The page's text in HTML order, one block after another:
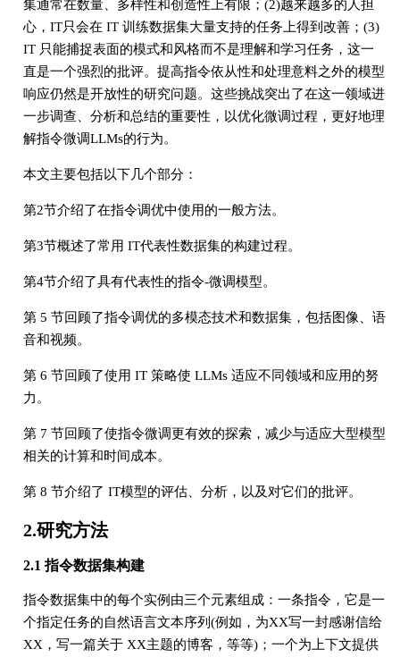
集通常在数量、多样性和创造性上有限；(2)越来越多的人担
心，IT只会在 IT 训练数据集大量支持的任务上得到改善；(3)
IT 只能捕捉表面的模式和风格而不是理解和学习任务，这一
直是一个强烈的批评。提高指令依从性和处理意料之外的模型
响应仍然是开放性的研究问题。这些挑战突出了在这一领域进
一步调查、分析和总结的重要性，以优化微调过程，更好地理
解指令微调LLMs的行为。
本文主要包括以下几个部分：
第2节介绍了在指令调优中使用的一般方法。
第3节概述了常用 IT代表性数据集的构建过程。
第4节介绍了具有代表性的指令-微调模型。
第 5 节回顾了指令调优的多模态技术和数据集，包括图像、语
音和视频。
第 6 节回顾了使用 IT 策略使 LLMs 适应不同领域和应用的努
力。
第 7 节回顾了使指令微调更有效的探索，减少与适应大型模型
相关的计算和时间成本。
第 8 节介绍了 IT模型的评估、分析，以及对它们的批评。
2.研究方法
2.1 指令数据集构建
指令数据集中的每个实例由三个元素组成：一条指令，它是一
个指定任务的自然语言文本序列(例如，为XX写一封感谢信给
XX，写一篇关于 XX主题的博客，等等)；一个为上下文提供